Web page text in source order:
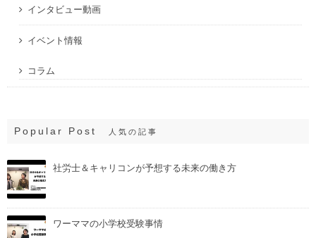
インタビュー動画
イベント情報
コラム
Popular Post 人気の記事
社労士＆キャリコンが予想する未来の働き方
ワーママの小学校受験事情